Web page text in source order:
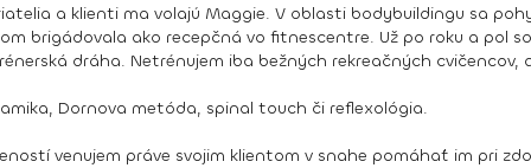
a klienti ma volajú Maggie. V oblasti bodybuildingu sa
brigádovala ako recepčná vo fitnescentre. Už po roku a pol
dráha. Netrénujem iba bežných rekreačných
Dornova metóda, spinal touch či reflexológia.
venujem práve svojim klientom v snahe pomáhať im pri